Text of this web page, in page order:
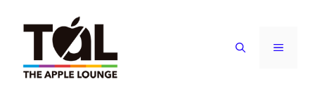
contenuto
MENU